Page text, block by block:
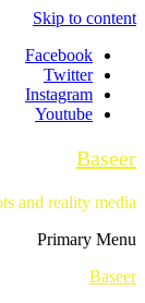
Skip to content
Facebook
Twitter
Instagram
Youtube
Baseer
and reality media
Primary Menu
Baseer